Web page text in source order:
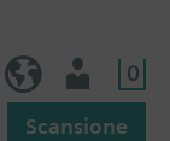
0
Scansione